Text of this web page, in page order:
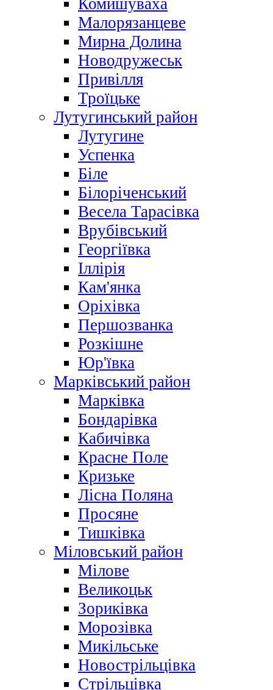
Комишуваха
Малорязанцеве
Мирна Долина
Новодружеськ
Привілля
Троїцьке
Лутугинський район
Лутугине
Успенка
Біле
Білоріченський
Весела Тарасівка
Врубівський
Георгіївка
Іллірія
Кам'янка
Оріхівка
Першозванка
Розкішне
Юр'ївка
Марківський район
Марківка
Бондарівка
Кабичівка
Красне Поле
Кризьке
Лісна Поляна
Просяне
Тишківка
Міловський район
Мілове
Великоцьк
Зориківка
Морозівка
Микільське
Новострільцівка
Стрільцівка